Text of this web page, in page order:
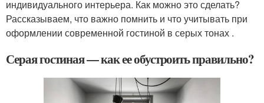
индивидуального интерьера. Как можно это сделать?
Рассказываем, что важно помнить и что учитывать при
оформлении современной гостиной в серых тонах .
Серая гостиная — как ее обустроить правильно?